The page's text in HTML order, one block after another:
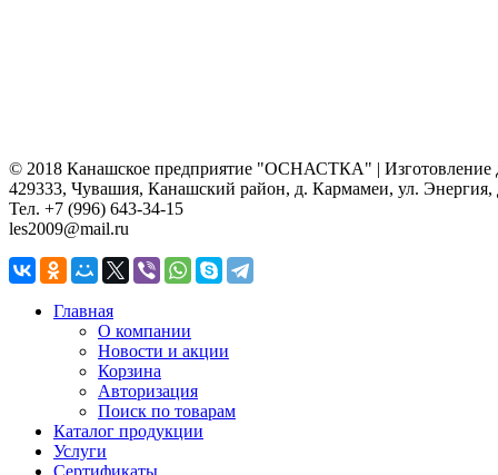
© 2018 Канашское предприятие "ОСНАСТКА" | Изготовление
429333, Чувашия, Канашский район, д. Кармамеи, ул. Энергия,
Тел. +7 (996) 643-34-15
les2009@mail.ru
Главная
О компании
Новости и акции
Корзина
Авторизация
Поиск по товарам
Каталог продукции
Услуги